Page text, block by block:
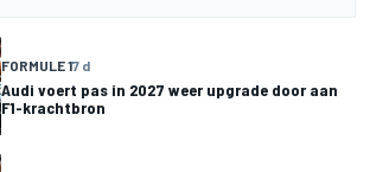
FORMULE 17 d
Audi voert pas in 2027 weer upgrade door aan
F1-krachtbron